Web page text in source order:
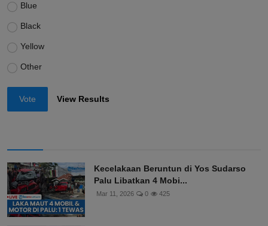
Blue
Black
Yellow
Other
Vote View Results
Kecelakaan Beruntun di Yos Sudarso
Palu Libatkan 4 Mobi...
Mar 11, 2026 0 425